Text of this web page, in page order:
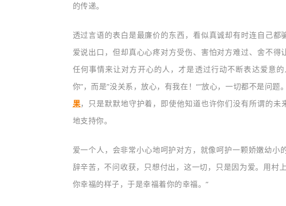
的传递。
透过言语的表白是最廉价的东西，看似真诚却有时连自己都
爱说出口，但却真心心疼对方受伤、害怕对方难过、舍不得
任何事情来让对方开心的人，才是透过行动不断表达爱意
你”，而是”没关系，放心，有我在！“”放心，一切都不是问题
果，只是默默地守护着，即使他知道也许你们没有所谓的未
地支持你。
爱一个人，会非常小心地呵护对方，就像呵护一颗娇嫩幼小
辞辛苦，不问收获，只想付出，这一切，只是因为爱。用村
你幸福的样子，于是幸福着你的幸福。”